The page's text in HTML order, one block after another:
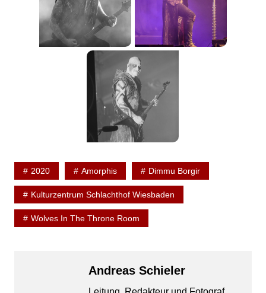
2020 Amorphis Dimmu Borgir
Kulturzentrum Schlachthof Wiesbaden
Wolves In The Throne Room
Andreas Schieler